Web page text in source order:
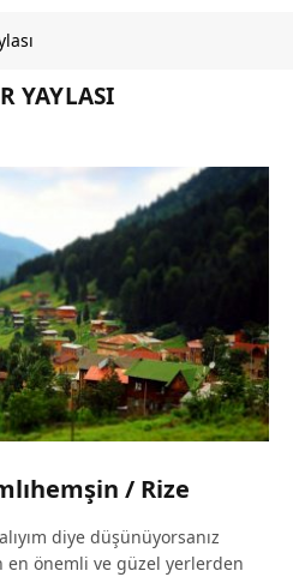
YAYLASI
/ Rize
diye düşünüyorsanız
en önemli ve güzel yerlerden